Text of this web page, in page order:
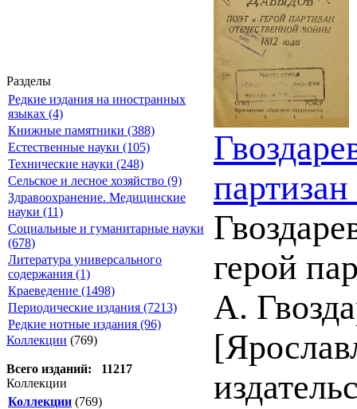
Разделы
Редкие издания на иностранных
языках (4)
Книжные памятники (388)
Естественные науки (105)
Технические науки (248)
Сельское и лесное хозяйство (9)
Здравоохранение. Медицинские
науки (11)
Социальные и гуманитарные науки
(678)
Литература универсального
содержания (1)
Краеведение (1498)
Периодические издания (7213)
Редкие нотные издания (96)
Коллекции (769)
Всего изданий: 11217
Коллекции
Коллекции (769)
герой
А.